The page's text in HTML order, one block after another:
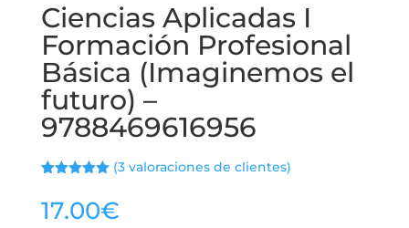
Ciencias Aplicadas I
Formación Profesional
Básica (Imaginemos el
futuro) –
9788469616956
con
5.00
de
5 en base
(3 valoraciones de clientes)
17.00€